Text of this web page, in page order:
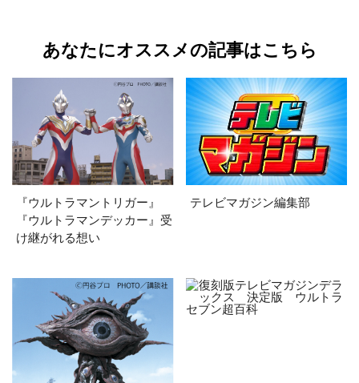
あなたにオススメの記事はこちら
『ウルトラマントリガー』
『ウルトラマンデッカー』受
け継がれる想い
テレビマガジン編集部